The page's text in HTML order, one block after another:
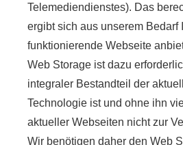
Telemediendienstes). Das
ergibt sich aus unserem Bedarf
funktionierende Webseite
Web Storage ist dazu
integraler Bestandteil der
Technologie ist und ohne ihn
aktueller Webseiten nicht zur
Wir benötigen daher den Web